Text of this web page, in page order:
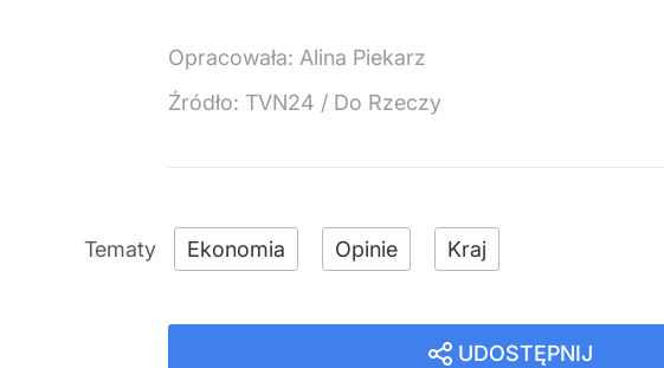
Opracowała: Alina Piekarz
Źródło: TVN24 / Do Rzeczy
Ekonomia Opinie Kraj
UDOSTĘPNIJ